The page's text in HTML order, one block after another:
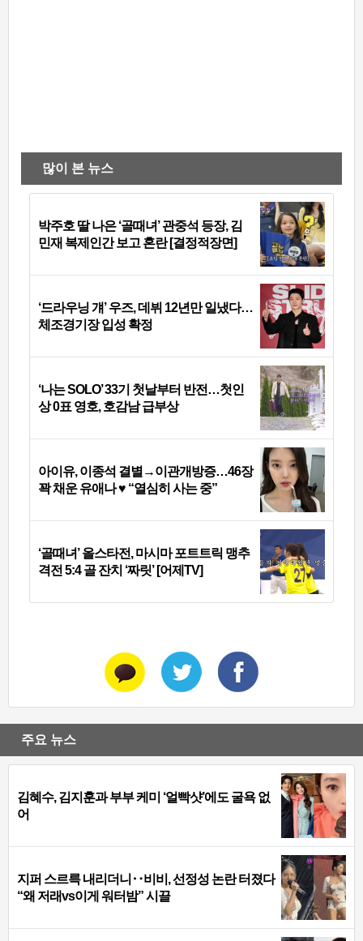
많이 본 뉴스
박주호 딸 나은 ‘골때녀’ 관중석 등장, 김
민재 복제인간 보고 혼란 [결정적장면]
‘드라우닝 걔’ 우즈, 데뷔 12년만 일냈다…
체조경기장 입성 확정
‘나는 SOLO’ 33기 첫날부터 반전…첫인
상 0표 영호, 호감남 급부상
아이유, 이종석 결별→이관개방증…46장
꽉 채운 유애나 ♥ “열심히 사는 중”
‘골때녀’ 올스타전, 마시마 포트트릭 맹추
격전 5:4 골 잔치 ‘짜릿’ [어제TV]
주요 뉴스
김혜수, 김지훈과 부부 케미 ‘얼빡샷’에도 굴욕 없
어
지퍼 스르륵 내리더니‥비비, 선정성 논란 터졌다
“왜 저래vs이게 워터밤” 시끌